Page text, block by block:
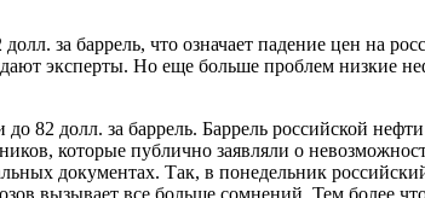
за баррель, что означает падение цен на
эксперты. Но еще больше проблем низкие
82 долл. за баррель. Баррель российской
которые публично заявляли о
документах. Так, в понедельник
вызывает все больше сомнений. Тем более